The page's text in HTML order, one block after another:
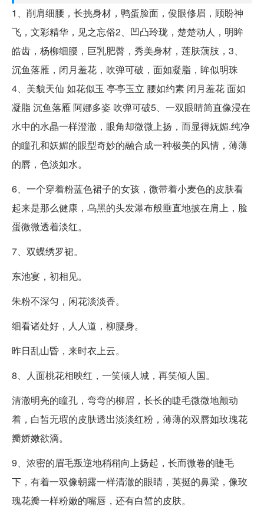
1、削肩细腰，长挑身材，鸭蛋脸面，俊眼修眉，顾盼神
飞，文彩精华，见之忘俗2、凹凸玲珑，楚楚动人，明眸
皓齿，杨柳细腰，巨乳肥臀，秀美身材，莲肤蕅肢，3、
沉鱼落雁，闭月羞花，吹弹可破，面如凝脂，眸似明珠
4、美貌天仙 如花似玉 亭亭玉立 腰如约素 闭月羞花 面如
凝脂 沉鱼落雁 阿娜多姿 吹弹可破5、一双眼睛简直像浸在
水中的水晶一样澄澈，眼角却微微上扬，而显得妩媚.纯净
的瞳孔和妖媚的眼型奇妙的融合成一种极美的风情，薄薄
的唇，色淡如水。
6、一个穿着粉蓝色裙子的女孩，微带着小麦色的皮肤看
起来是那么健康，乌黑的头发瀑布般垂直地披在肩上，脸
蛋微微透着淡红。
7、双蝶绣罗裙。
东池宴，初相见。
朱粉不深匀，闲花淡淡香。
细看诸处好，人人道，柳腰身。
昨日乱山昏，来时衣上云。
8、人面桃花相映红，一笑倾人城，再笑倾人国。
清澈明亮的瞳孔，弯弯的柳眉，长长的睫毛微微地颤动
着，白皙无瑕的皮肤透出淡淡红粉，薄薄的双唇如玫瑰花
瓣娇嫩欲滴。
9、浓密的眉毛叛逆地稍稍向上扬起，长而微卷的睫毛
下，有着一双像朝露一样清澈的眼睛，英挺的鼻梁，像玫
瑰花瓣一样粉嫩的嘴唇，还有白皙的皮肤。